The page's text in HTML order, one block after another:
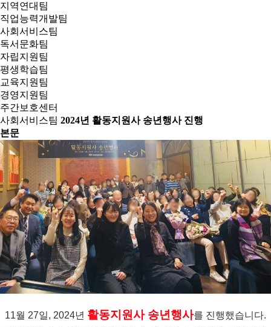
지역연대팀
직업능력개발팀
사회서비스팀
독서문화팀
자립지원팀
평생학습팀
교육지원팀
경영지원팀
주간보호센터
사회서비스팀 2024년 활동지원사 송년행사 진행
본문
11월 27일, 2024년 활동지원사 송년행사를 진행했습니다.